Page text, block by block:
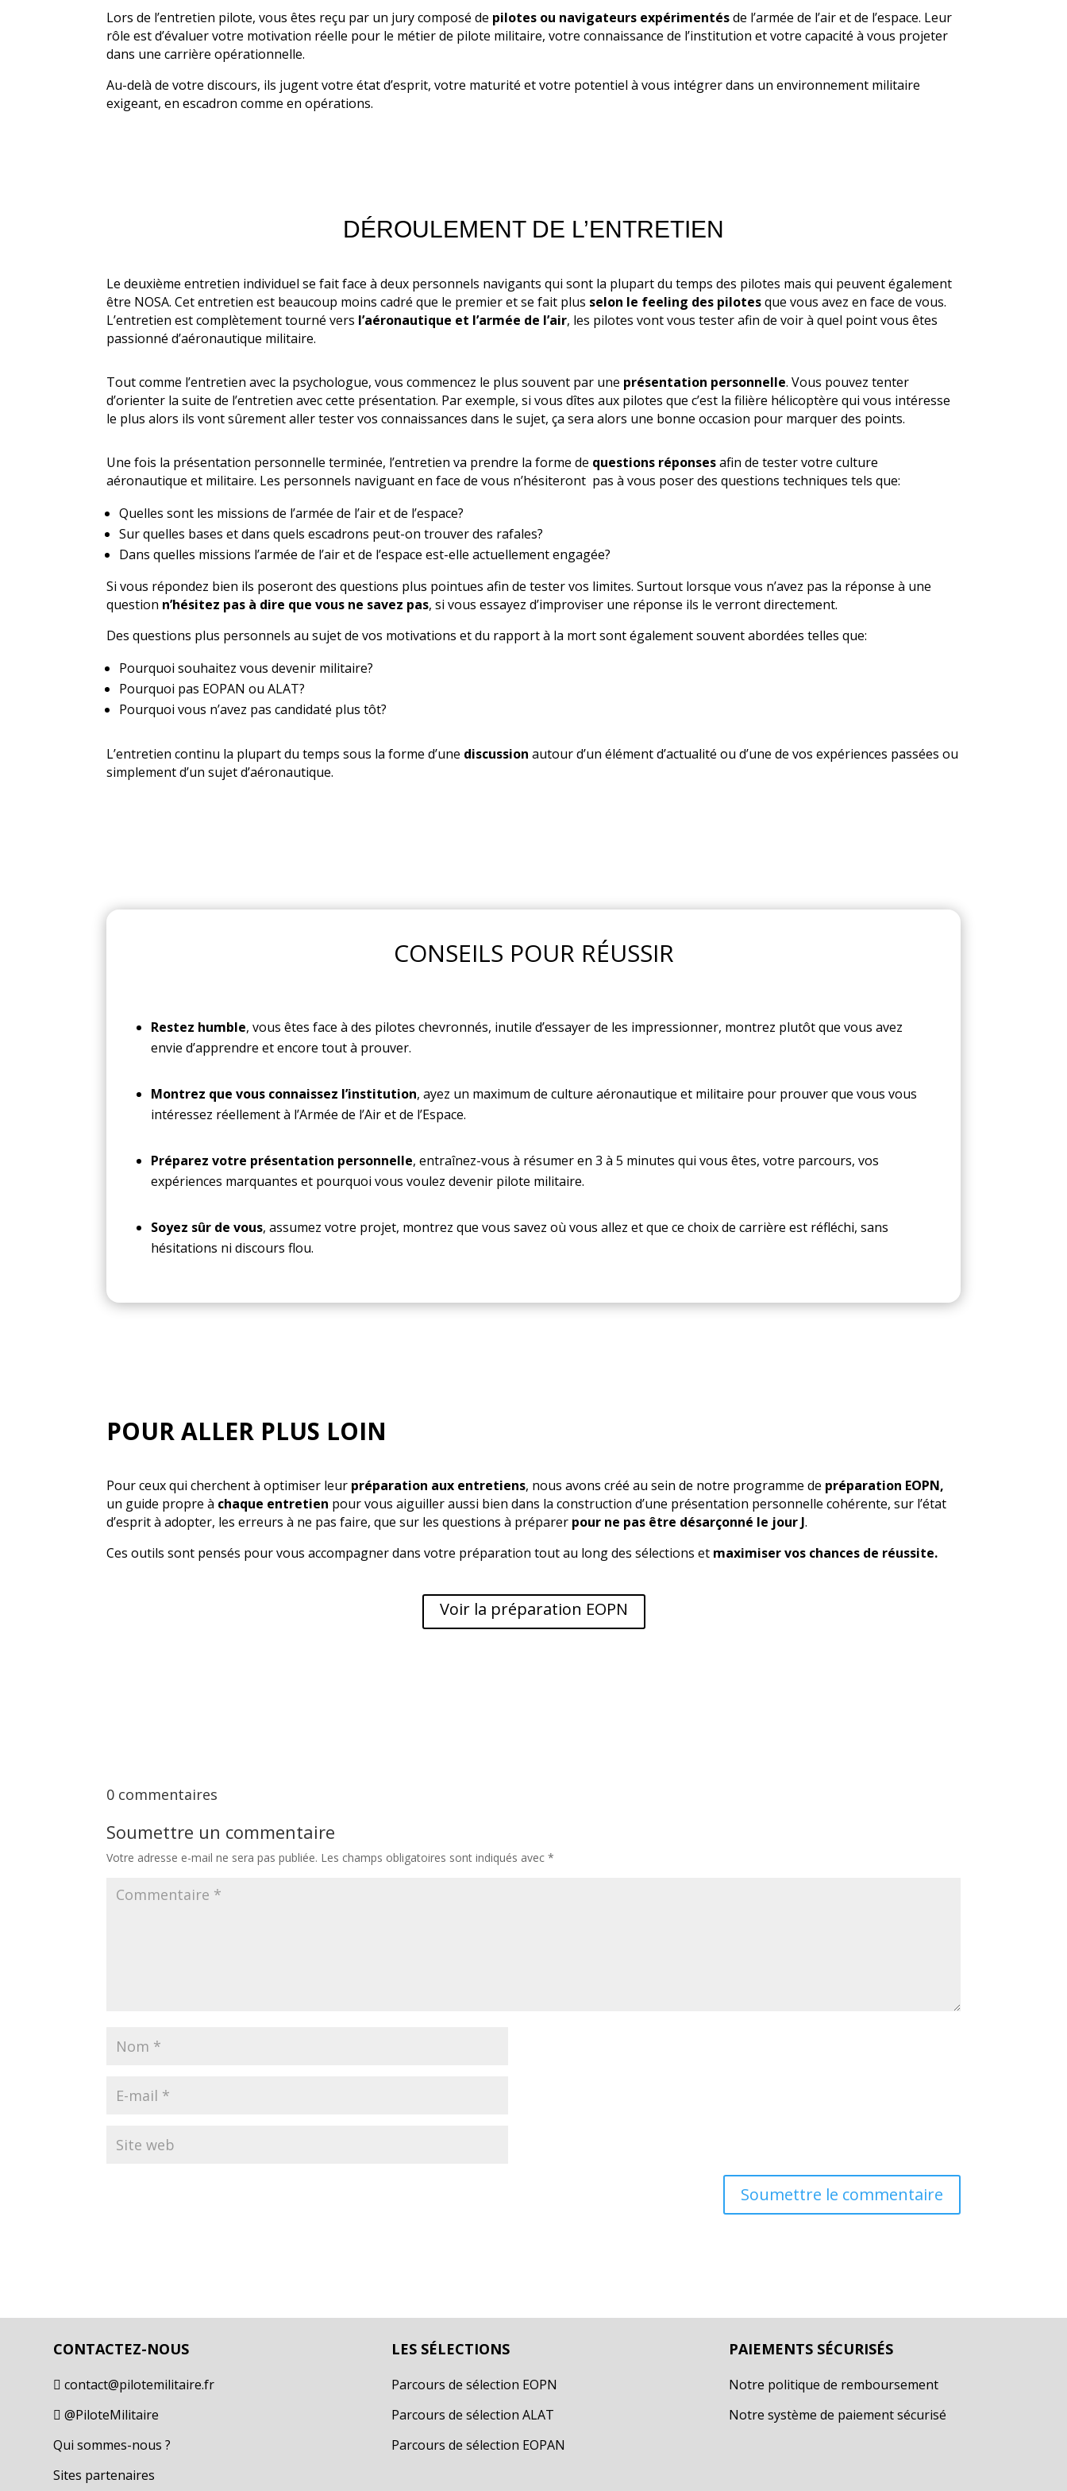
Lors de l’entretien pilote, vous êtes reçu par un jury composé de pilotes ou navigateurs expérimentésde l’armée de l’air et de l’espace. Leur
rôle est d’évaluer votre motivation réelle pour le métier de pilote militaire, votre connaissance de l’institution et votre capacité à vous projeter
dans une carrière opérationnelle.
Au-delà de votre discours, ils jugent votre état d’esprit, votre maturité et votre potentiel à vous intégrer dans un environnement militaire
exigeant, en escadron comme en opérations.
DÉROULEMENT DE L’ENTRETIEN
Le deuxième entretien individuel se fait face à deux personnels navigants qui sont la plupart du temps des pilotes mais qui peuvent également
être NOSA. Cet entretien est beaucoup moins cadré que le premier et se fait plus selon le feeling des pilotesque vous avez en face de vous.
L’entretien est complètement tourné vers l’aéronautique et l’armée de l’air, les pilotes vont vous tester afin de voir à quel point vous êtes
passionné d’aéronautique militaire.
Tout comme l’entretien avec la psychologue, vous commencez le plus souvent par une présentation personnelle. Vous pouvez tenter
d’orienter la suite de l’entretien avec cette présentation. Par exemple, si vous dîtes aux pilotes que c’est la filière hélicoptère qui vous intéresse
le plus alors ils vont sûrement aller tester vos connaissances dans le sujet, ça sera alors une bonne occasion pour marquer des points.
Une fois la présentation personnelle terminée, l’entretien va prendre la forme de questions réponsesafin de tester votre culture
aéronautique et militaire. Les personnels naviguant en face de vous n’hésiteront pas à vous poser des questions techniques tels que:
Quelles sont les missions de l’armée de l’air et de l’espace?
Sur quelles bases et dans quels escadrons peut-on trouver des rafales?
Dans quelles missions l’armée de l’air et de l’espace est-elle actuellement engagée?
Si vous répondez bien ils poseront des questions plus pointues afin de tester vos limites. Surtout lorsque vous n’avez pas la réponse à une
question n’hésitez pas à dire que vous ne savez pas, si vous essayez d’improviser une réponse ils le verront directement.
Des questions plus personnels au sujet de vos motivations et du rapport à la mort sont également souvent abordées telles que:
Pourquoi souhaitez vous devenir militaire?
Pourquoi pas EOPAN ou ALAT?
Pourquoi vous n’avez pas candidaté plus tôt?
L’entretien continu la plupart du temps sous la forme d’une discussion autour d’un élément d’actualité ou d’une de vos expériences passées ou
simplement d’un sujet d’aéronautique.
CONSEILS POUR RÉUSSIR
Restez humble, vous êtes face à des pilotes chevronnés, inutile d’essayer de les impressionner, montrez plutôt que vous avez
envie d’apprendre et encore tout à prouver.
Montrez que vous connaissez l’institution, ayez un maximum de culture aéronautique et militaire pour prouver que vous vous
intéressez réellement à l’Armée de l’Air et de l’Espace.
Préparez votre présentation personnelle, entraînez-vous à résumer en 3 à 5 minutes qui vous êtes, votre parcours, vos
expériences marquantes et pourquoi vous voulez devenir pilote militaire.
Soyez sûr de vous, assumez votre projet, montrez que vous savez où vous allez et que ce choix de carrière est réfléchi, sans
hésitations ni discours flou.
POUR ALLER PLUS LOIN
Pour ceux qui cherchent à optimiser leur préparation aux entretiens, nous avons créé au sein de notre programme de préparation EOPN,
un guide propre à chaque entretien pour vous aiguiller aussi bien dans la construction d’une présentation personnelle cohérente, sur l’état
d’esprit à adopter, les erreurs à ne pas faire, que sur les questions à préparer pour ne pas être désarçonné le jour J.
Ces outils sont pensés pour vous accompagner dans votre préparation tout au long des sélections et maximiser vos chances de réussite.
Voir la préparation EOPN
0 commentaires
Soumettre un commentaire
Votre adresse e-mail ne sera pas publiée. Les champs obligatoires sont indiqués avec*
Soumettre le commentaire
CONTACTEZ-NOUS
contact@pilotemilitaire.fr
@PiloteMilitaire
Qui sommes-nous ?
Sites partenaires
LES SÉLECTIONS
Parcours de sélection EOPN
Parcours de sélection ALAT
Parcours de sélection EOPAN
PAIEMENTS SÉCURISÉS
Notre politique de remboursement
Notre système de paiement sécurisé